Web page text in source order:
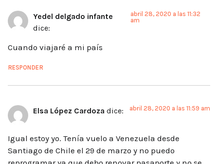
Yedel delgado infante
dice:
abril 28, 2020 a las 11:32
am
Cuando viajaré a mi país
RESPONDER
Elsa López Cardoza dice: abril 28, 2020 a las 11:59 am
Igual estoy yo. Tenía vuelo a Venezuela desde
Santiago de Chile el 29 de marzo y no puedo